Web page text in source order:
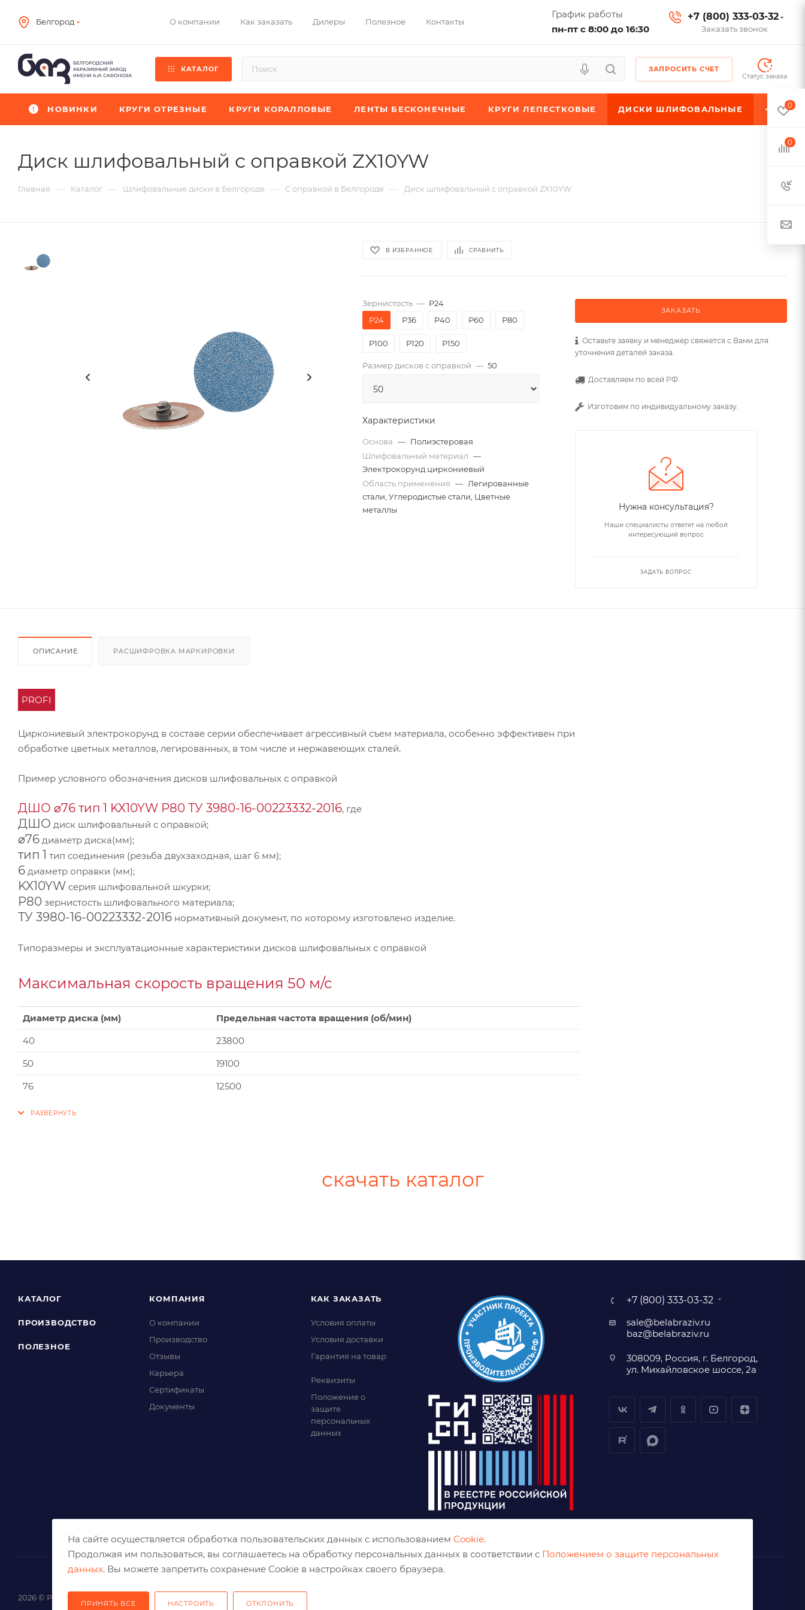
Белгород О компании Как заказать Дилеры Полезное Контакты
График работы
пн-пт с 8:00 до 16:30
+7 (800) 333-03-32
Заказать звонок
КАТАЛОГ
ЗАПРОСИТЬ СЧЕТ
Статус заказа
НОВИНКИ КРУГИ ОТРЕЗНЫЕ КРУГИ КОРАЛЛОВЫЕ ЛЕНТЫ БЕСКОНЕЧНЫЕ КРУГИ ЛЕПЕСТКОВЫЕ ДИСКИ ШЛИФОВАЛЬНЫЕ
Диск шлифовальный с оправкой ZX10YW
Главная — Каталог — Шлифовальные диски в Белгороде — С оправкой в Белгороде — Диск шлифовальный с оправкой ZX10YW
В ИЗБРАННОЕ СРАВНИТЬ
Зернистость — P24
P24
P36 P40 P60 P80
P100 P120 P150
Размер дисков с оправкой — 50
Характеристики
Основа — Полиэстеровая
Шлифовальный материал —
Электрокорунд циркониевый
Область применения — Легированные
стали, Углеродистые стали, Цветные
металлы
ЗАКАЗАТЬ
Оставьте заявку и менеджер свяжется с Вами для
уточнения деталей заказа.
Доставляем по всей РФ.
Изготовим по индивидуальному заказу.
Нужна консультация?
Наши специалисты ответят на любой
интересующий вопрос
ЗАДАТЬ ВОПРОС
ОПИСАНИЕ РАСШИФРОВКА МАРКИРОВКИ
PROFI
Циркониевый электрокорунд в составе серии обеспечивает агрессивный съем материала, особенно эффективен при
обработке цветных металлов, легированных, в том числе и нержавеющих сталей.
Пример условного обозначения дисков шлифовальных с оправкой
ДШО ⌀76 тип 1 KX10YW Р80 ТУ 3980-16-00223332-2016, где
ДШО диск шлифовальный с оправкой;
⌀76 диаметр диска(мм);
тип 1 тип соединения (резьба двухзаходная, шаг 6 мм);
6 диаметр оправки (мм);
KX10YW серия шлифовальной шкурки;
P80 зернистость шлифовального материала;
ТУ 3980-16-00223332-2016 нормативный документ, по которому изготовлено изделие.
Типоразмеры и эксплуатационные характеристики дисков шлифовальных с оправкой
Максимальная скорость вращения 50 м/с
Диаметр диска (мм)
Предельная частота вращения (об/мин)
40
23800
50
19100
76
12500
скачать каталог
КАТАЛОГ
ПРОИЗВОДСТВО
ПОЛЕЗНОЕ
КОМПАНИЯ
О компании
Производство
Отзывы
Карьера
Сертификаты
Документы
КАК ЗАКАЗАТЬ
Условия оплаты
Условия доставки
Гарантия на товар
Реквизиты
Положение о
защите
персональных
данных
+7 (800) 333-03-32
sale@belabraziv.ru
baz@belabraziv.ru
308009, Россия, г. Белгород,
ул. Михайловское шоссе, 2а
2026 © Решения для эффективного шлифования и реза
0
0
На сайте осуществляется обработка пользовательских данных с использованием Cookie.
Продолжая им пользоваться, вы соглашаетесь на обработку персональных данных в соответствии с Положением о защите персональных
данных. Вы можете запретить сохранение Cookie в настройках своего браузера.
ПРИНЯТЬ ВСЕ НАСТРОИТЬ ОТКЛОНИТЬ